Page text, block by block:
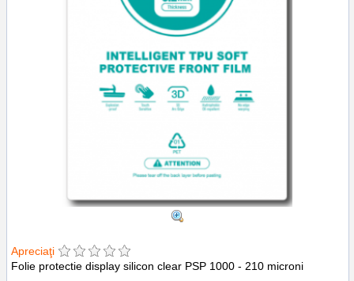
Apreciaţi
Folie protectie display silicon clear PSP 1000 - 210 microni